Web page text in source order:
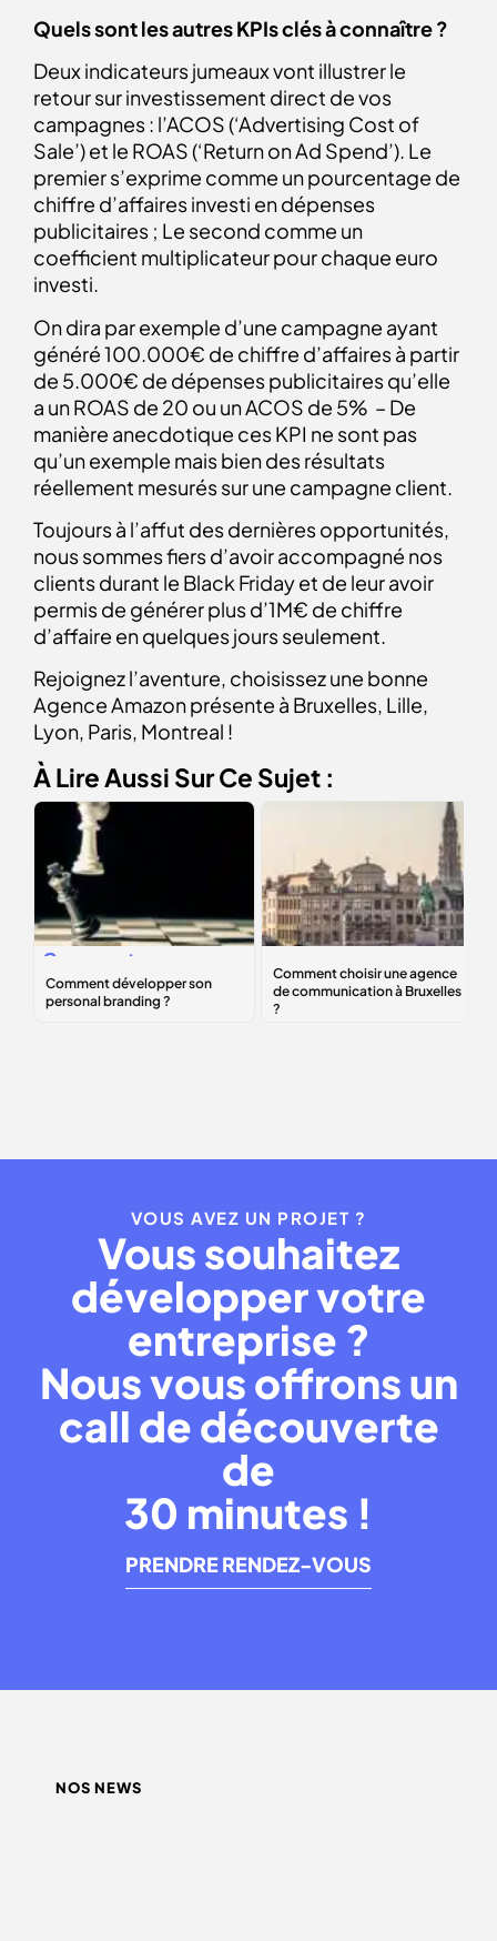
Quels sont les autres KPIs clés à connaître ?
Deux indicateurs jumeaux vont illustrer le
retour sur investissement direct de vos
campagnes : l’ACOS (‘Advertising Cost of
Sale’) et le ROAS (‘Return on Ad Spend’). Le
premier s’exprime comme un pourcentage de
chiffre d’affaires investi en dépenses
publicitaires ; Le second comme un
coefficient multiplicateur pour chaque euro
investi.
On dira par exemple d’une campagne ayant
généré 100.000€ de chiffre d’affaires à partir
de 5.000€ de dépenses publicitaires qu’elle
a un ROAS de 20 ou un ACOS de 5% – De
manière anecdotique ces KPI ne sont pas
qu’un exemple mais bien des résultats
réellement mesurés sur une campagne client.
Toujours à l’affut des dernières opportunités,
nous sommes fiers d’avoir accompagné nos
clients durant le Black Friday et de leur avoir
permis de générer plus d’1M€ de chiffre
d’affaire en quelques jours seulement.
Rejoignez l’aventure, choisissez une bonne
Agence Amazon présente à Bruxelles, Lille,
Lyon, Paris, Montreal !
À Lire Aussi Sur Ce Sujet :
Comment
développer son
personal
une agence de
communication à
VOUS AVEZ UN PROJET ?
Vous souhaitez
développer votre
entreprise ?
Nous vous offrons un
call de découverte
de
30 minutes !
PRENDRE RENDEZ-VOUS
NOS NEWS